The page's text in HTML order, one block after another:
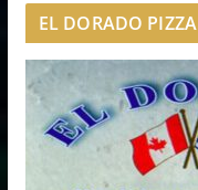
EL DORADO PIZZA